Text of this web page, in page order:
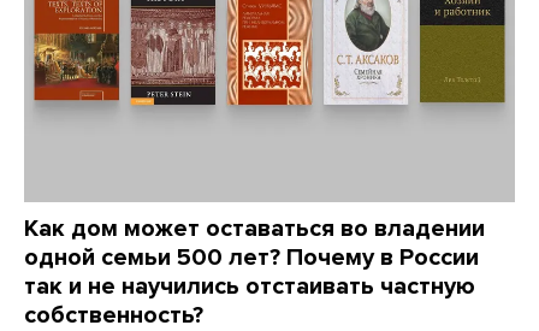
Как дом может оставаться во владении
одной семьи 500 лет? Почему в России
так и не научились отстаивать частную
собственность?